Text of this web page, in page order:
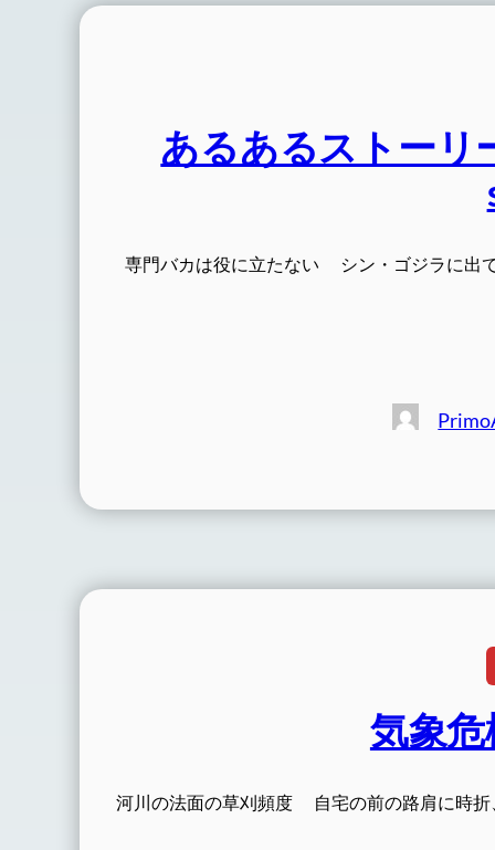
あるあるストー
専門バカは役に立たない シン・ゴジラに出
気象
河川の法面の草刈頻度 自宅の前の路肩に時